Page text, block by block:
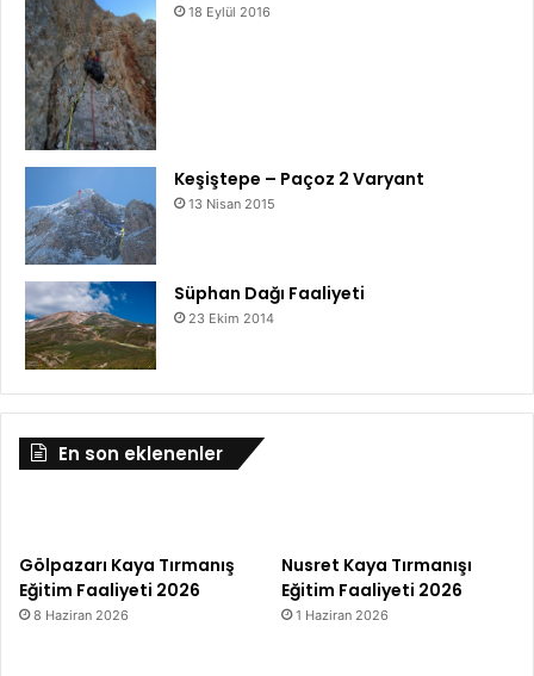
18 Eylül 2016
Keşiştepe – Paçoz 2 Varyant
13 Nisan 2015
Süphan Dağı Faaliyeti
23 Ekim 2014
En son eklenenler
Gölpazarı Kaya Tırmanış
Eğitim Faaliyeti 2026
8 Haziran 2026
Nusret Kaya Tırmanışı
Eğitim Faaliyeti 2026
1 Haziran 2026